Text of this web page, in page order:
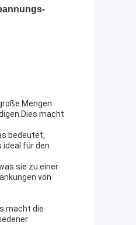
Mengen
macht
bedeutet,
für den
sie zu einer
von
macht die